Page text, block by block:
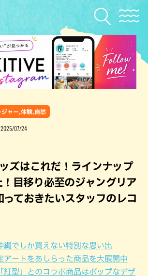
ャー,体験,自然
2025/07/24
ズはこれだ！ラインナップ
目移り必至のジャングリア
っておきたいスタッフのレコ
縄でしか買えない特別な思い出
アートをあしらった商品を大展開中
紅型」とのコラボ商品はポップなデザ